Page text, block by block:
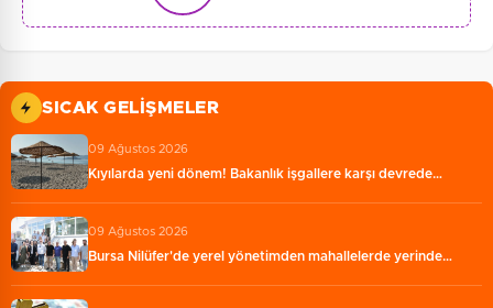
SICAK GELIŞMELER
09 Ağustos 2026
Kıyılarda yeni dönem! Bakanlık işgallere karşı devrede…
09 Ağustos 2026
Bursa Nilüfer'de yerel yönetimden mahallelerde yerinde…